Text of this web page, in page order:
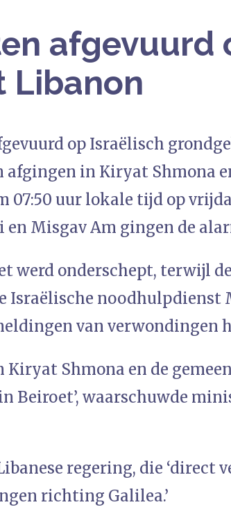
afgevuurd
Libanon
op Israëlisch
in Kiryat Shmona
07:50 uur lokale tijd op
Misgav Am gingen de
werd onderschept, terwijl
Israëlische noodhulpdienst
van verwondingen
Kiryat Shmona en de
Beiroet’, waarschuwde
regering, die ‘direct
richting Galilea.’